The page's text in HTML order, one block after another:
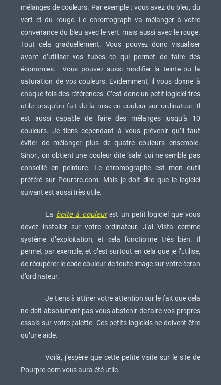
mélanges de couleurs. Par exemple : vous avez du bleu, du
vert et du rouge. Le chromograph va mélanger à votre
convenance du bleu avec le vert, mais aussi avec le rouge.
Tout cela graduellement. Vous pouvez donc visualiser
avant d’utiliser vos tubes ce qui permet de faire des
économies. Vous pouvez aussi modifier la teinte ou la
saturation de vos couleurs. Evidemment, il vous donne à
chaque fois des références. C’est donc un petit logiciel très
utile lorsqu’on fait de la mise en couleur sur ordinateur. Il
est aussi capable de faire des mélanges jusqu’à 10
couleurs. Je tiens cependant à vous prévenir qu’il faut
éviter de mélanger plus de quatre couleurs ensemble.
Sinon, on obtient une couleur dite ‘sale’ qui ne semble pas
conseillé en peinture. Le chromographe est mon outil
préféré sur Pourpre.com. Mais je doit dire que le logiciel
suivant est aussi très utile.
La boite à couleurest un petit logiciel que vous
devez installer sur votre ordinateur. J’ai Vista comme
système d’exploitation, et cela fonctionne très bien. Il
permet par exemple, et c’est surtout en cela que je l’utilise,
de récupérer le code couleur de toute image sur votre écran
d’ordinateur.
Je tiens à attirer votre attention sur le fait que cela
ne doit absolument pas vous abstenir de faire vos propres
essais sur votre palette. Ces petits logiciels ne doivent être
qu’une aide.
Voilà, j’espère que cette petite visite sur le site de
Pourpre.com vous aura été utile.